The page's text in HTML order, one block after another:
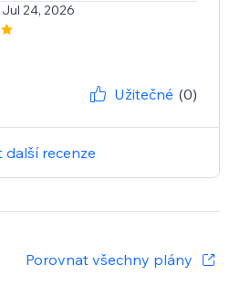
24, 2026
Užitečné (0)
další recenze
Porovnat všechny plány